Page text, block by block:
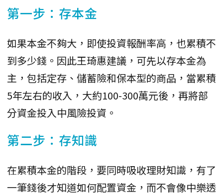
第一步：存本金
如果本金不夠大，即使投資報酬率高，也累積不
到多少錢。因此王琦惠建議，可先以存本金為
主，包括定存、儲蓄險和保本型的商品，當累積
5年左右的收入，大約100-300萬元後，再將部
分資金投入中風險投資。
第二步：存知識
在累積本金的階段，要同時吸收理財知識，有了
一筆錢後才知道如何配置資金，而不會像中樂透